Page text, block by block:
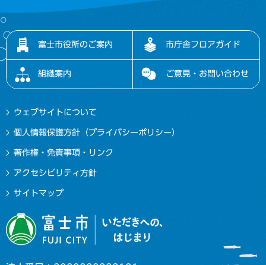
富士市役所のご案内 市庁舎フロアガイド
組織案内 ご意見・お問い合わせ
ウェブサイトについて
個人情報保護方針（プライバシーポリシー）
著作権・免責事項・リンク
アクセシビリティ方針
サイトマップ